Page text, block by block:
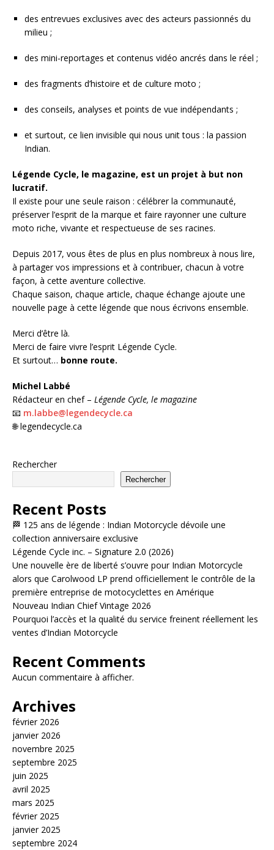
des entrevues exclusives avec des acteurs passionnés du
milieu ;
des mini-reportages et contenus vidéo ancrés dans le réel ;
des fragments d’histoire et de culture moto ;
des conseils, analyses et points de vue indépendants ;
et surtout, ce lien invisible qui nous unit tous : la passion
Indian.
Légende Cycle, le magazine, est un projet à but non
lucratif.
Il existe pour une seule raison : célébrer la communauté,
préserver l’esprit de la marque et faire rayonner une culture
moto riche, vivante et respectueuse de ses racines.
Depuis 2017, vous êtes de plus en plus nombreux à nous lire,
à partager vos impressions et à contribuer, chacun à votre
façon, à cette aventure collective.
Chaque saison, chaque article, chaque échange ajoute une
nouvelle page à cette légende que nous écrivons ensemble.
Merci d’être là.
Merci de faire vivre l’esprit Légende Cycle.
Et surtout… bonne route.
Michel Labbé
Rédacteur en chef – Légende Cycle, le magazine
📧 m.labbe@legendecycle.ca
🌐 legendecycle.ca
Rechercher
Rechercher
Recent Posts
🏁 125 ans de légende : Indian Motorcycle dévoile une
collection anniversaire exclusive
Légende Cycle inc. – Signature 2.0 (2026)
Une nouvelle ère de liberté s’ouvre pour Indian Motorcycle
alors que Carolwood LP prend officiellement le contrôle de la
première entreprise de motocyclettes en Amérique
Nouveau Indian Chief Vintage 2026
Pourquoi l’accès et la qualité du service freinent réellement les
ventes d’Indian Motorcycle
Recent Comments
Aucun commentaire à afficher.
Archives
février 2026
janvier 2026
novembre 2025
septembre 2025
juin 2025
avril 2025
mars 2025
février 2025
janvier 2025
septembre 2024